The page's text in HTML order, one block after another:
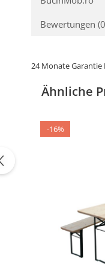
Bewertungen
24 Monate Garantie
Ähnliche
-16%